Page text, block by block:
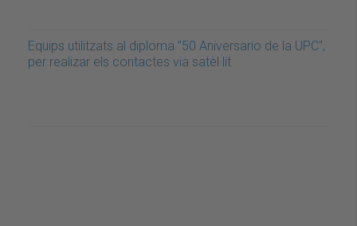
Equips utilitzats al diploma "50 Aniversario de la UPC",
per realizar els contactes via satèl·lit